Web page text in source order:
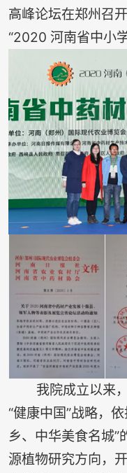
高峰论坛在郑州召
“2020 河南省中小
我院成立以来，
“健康中国”战略，
乡、中华美食名城”
源植物研究方向，